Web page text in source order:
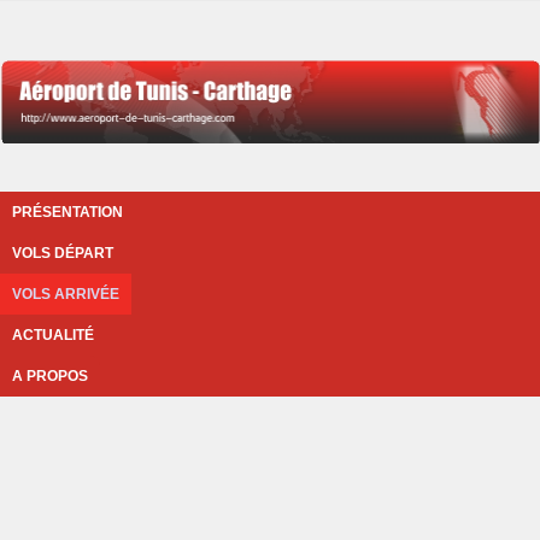
PRÉSENTATION
VOLS DÉPART
VOLS ARRIVÉE
ACTUALITÉ
A PROPOS